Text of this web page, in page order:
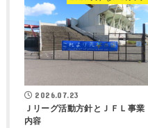
2026.07.23
Ｊリーグ活動方針とＪＦＬ事業
内容